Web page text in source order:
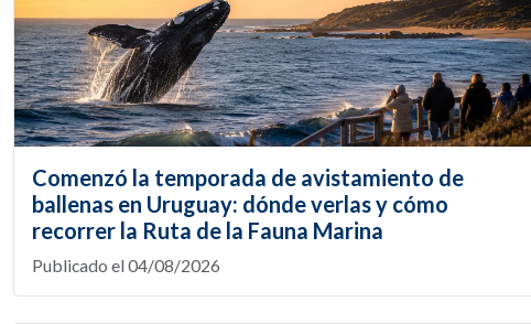
Comenzó la temporada de avistamiento de
ballenas en Uruguay: dónde verlas y cómo
recorrer la Ruta de la Fauna Marina
Publicado el 04/08/2026